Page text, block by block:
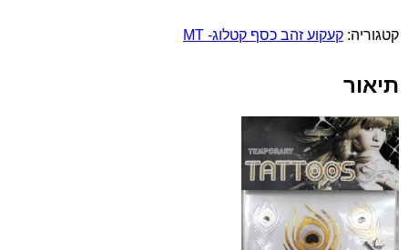
דף
קטגוריה: קעקוע זהב כסף קטלוג- MT
תיאור